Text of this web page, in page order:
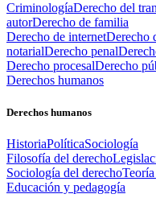
CriminologíaDerecho del
autorDerecho de familia
Derecho de internetDerecho
notarialDerecho penal
Derecho procesalDerecho
Derechos humanos
Derechos humanos
HistoriaPolíticaSociología
Filosofía del derecho
Sociología del derecho
Educación y pedagogía